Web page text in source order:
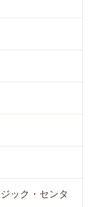
ック・センタ